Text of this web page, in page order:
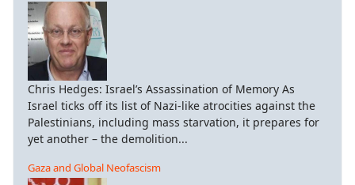
Chris Hedges: Israel’s Assassination of Memory As
Israel ticks off its list of Nazi-like atrocities against the
Palestinians, including mass starvation, it prepares for
yet another – the demolition...
Gaza and Global Neofascism